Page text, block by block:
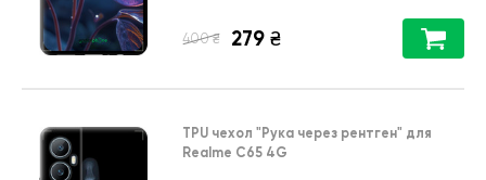
400 ₴ 279 ₴
TPU чехол "Рука через рентген" для
Realme C65 4G